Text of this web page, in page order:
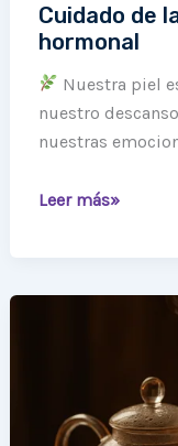
Cuidado de
hormonal
Nuestra piel
nuestro
nuestras
Leer más»
taza: